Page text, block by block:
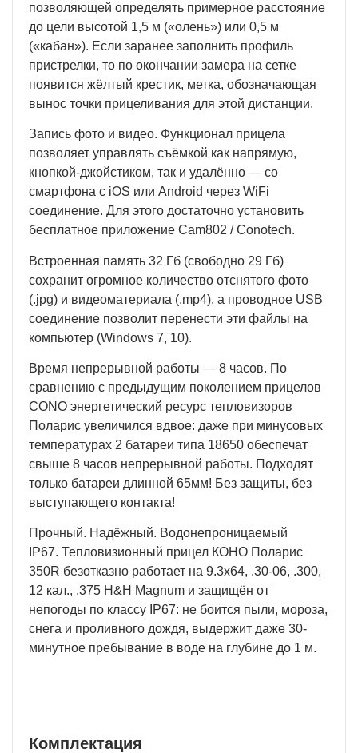
позволяющей определять примерное расстояние
до цели высотой 1,5 м («олень») или 0,5 м
(«кабан»). Если заранее заполнить профиль
пристрелки, то по окончании замера на сетке
появится жёлтый крестик, метка, обозначающая
вынос точки прицеливания для этой дистанции.
Запись фото и видео. Функционал прицела
позволяет управлять съёмкой как напрямую,
кнопкой-джойстиком, так и удалённо — со
смартфона с iOS или Android через WiFi
соединение. Для этого достаточно установить
бесплатное приложение Cam802 / Conotech.
Встроенная память 32 Гб (свободно 29 Гб)
сохранит огромное количество отснятого фото
(.jpg) и видеоматериала (.mp4), а проводное USB
соединение позволит перенести эти файлы на
компьютер (Windows 7, 10).
Время непрерывной работы — 8 часов. По
сравнению с предыдущим поколением прицелов
CONO энергетический ресурс тепловизоров
Поларис увеличился вдвое: даже при минусовых
температурах 2 батареи типа 18650 обеспечат
свыше 8 часов непрерывной работы. Подходят
только батареи длинной 65мм! Без защиты, без
выступающего контакта!
Прочный. Надёжный. Водонепроницаемый
IP67. Тепловизионный прицел КОНО Поларис
350R безотказно работает на 9.3х64, .30-06, .300,
12 кал., .375 H&H Magnum и защищён от
непогоды по классу IP67: не боится пыли, мороза,
снега и проливного дождя, выдержит даже 30-
минутное пребывание в воде на глубине до 1 м.
Комплектация